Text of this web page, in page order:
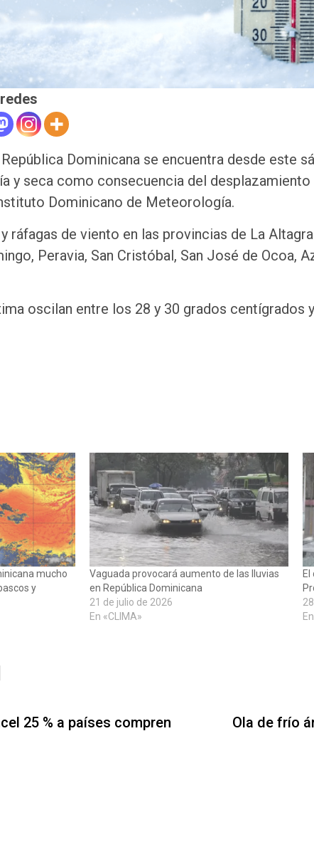
República Dominicana se encuentra desde este
y seca como consecuencia del
Dominicano de Meteorología.
ráfagas de viento en las provincias de La
Peravia, San Cristóbal, San José de Ocoa,
oscilan entre los 28 y 30 grados centígrados
mucho
y
Vaguada provocará aumento de las lluvias
en República Dominicana
21 de julio de 2026
En «CLIMA»
25 % a países compren
Ola de frío